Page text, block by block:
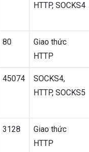
HTTP, SOCKS4
80
Giao thức
HTTP
45074
SOCKS4,
HTTP, SOCKS5
3128
Giao thức
HTTP